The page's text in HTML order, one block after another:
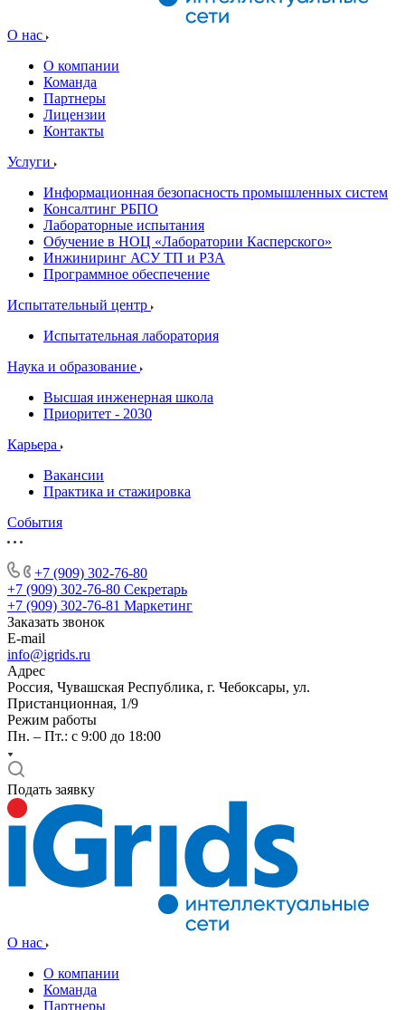
О нас
О компании
Команда
Партнеры
Лицензии
Контакты
Услуги
Информационная безопасность промышленных систем
Консалтинг РБПО
Лабораторные испытания
Обучение в НОЦ «Лаборатории Касперского»
Инжиниринг АСУ ТП и РЗА
Программное обеспечение
Испытательный центр
Испытательная лаборатория
Наука и образование
Высшая инженерная школа
Приоритет - 2030
Карьера
Вакансии
Практика и стажировка
События
+7 (909) 302-76-80
+7 (909) 302-76-80 Секретарь
+7 (909) 302-76-81 Маркетинг
Заказать звонок
E-mail
info@igrids.ru
Адрес
Россия, Чувашская Республика, г. Чебоксары, ул.
Пристанционная, 1/9
Режим работы
Пн. – Пт.: с 9:00 до 18:00
Подать заявку
О нас
О компании
Команда
Партнеры